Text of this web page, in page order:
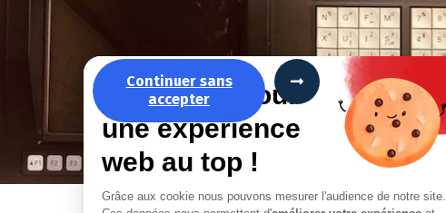
Continuer sans
accepter
La recette pour
une expérience
web au top !
Grâce aux cookie nous pouvons mesurer l'audience de notre site.